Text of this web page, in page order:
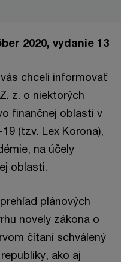
2020, vydanie 13
chceli informovať
z. o niektorých
finančnej oblasti v
(tzv. Lex Korona),
na účely
oblasti.
plánových
novely zákona o
čítaní schválený
ako aj